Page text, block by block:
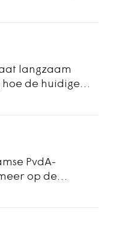
van baan…
langzaam
de huidige
de vraag hoe
PvdA-
op de
om het